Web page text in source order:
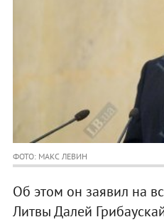
ФОТО: МАКС ЛЕВИН
Об этом он заявил на
Литвы Далей